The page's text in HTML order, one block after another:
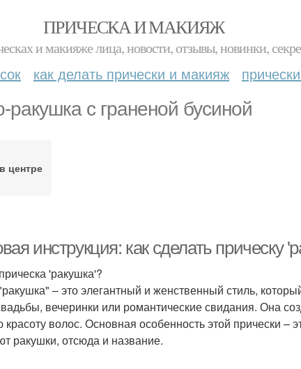
ПРИЧЕСКА И МАКИЯЖ
и макияже лица, новости, отзывы, новинки,
как делать прически и макияж
ракушка с граненой бусиной
центре
инструкция: как сделать прическу
'ракушка'?
– это элегантный и женственный стиль,
вечеринки или романтические свидания. Она
волос. Основная особенность этой прически –
ракушки, отсюда и название.